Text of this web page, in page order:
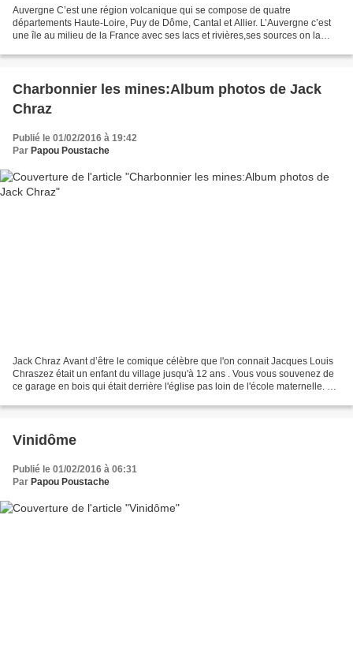
Auvergne C’est une région volcanique qui se compose de quatre
départements Haute-Loire, Puy de Dôme, Cantal et Allier. L’Auvergne c’est
une île au milieu de la France avec ses lacs et rivières,ses sources on la
Charbonnier les mines:Album photos de Jack
Chraz
Publié le 01/02/2016 à 19:42
Par Papou Poustache
Jack Chraz Avant d’être le comique célèbre que l'on connait Jacques Louis
Chraszez était un enfant du village jusqu'à 12 ans . Vous vous souvenez de
ce garage en bois qui était derrière l'église pas loin de l'école maternelle. Et
Vinidôme
Publié le 01/02/2016 à 06:31
Par Papou Poustache